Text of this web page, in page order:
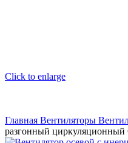
Click to enlarge
Главная Вентиляторы
разгонный циркуляционный